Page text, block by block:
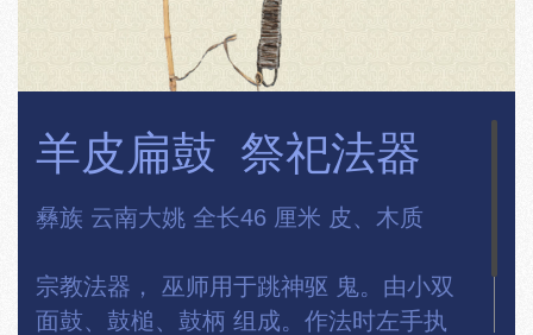
羊皮扁鼓 祭祀法器
彝族 云南大姚 全长46 厘米 皮、木质
宗教法器， 巫师用于跳神驱 鬼。由小双
面鼓、鼓槌、鼓柄 组成。作法时左手执